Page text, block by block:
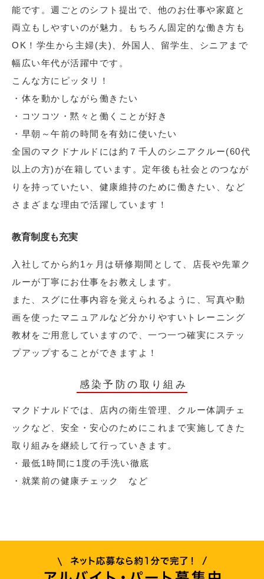
能です。週ごとのシフト提出で、他のお仕事や家庭と
両立もしやすいのが魅力。もちろん固定的な働き方も
OK！学生から主婦(夫)、外国人、留学生、シニアまで
幅広い年代が活躍中です。
こんな方にピッタリ！
・体を動かしながら働きたい
・コツコツ・黙々と働くことが好き
・早朝～午前の時間を有効に使いたい
全国のマクドナルドには約７千人のシニアクルー(60代
以上の方)が在籍しています。定年後も社会とのつなが
りを持っていたい、健康維持のために働きたい、など
さまざまな理由で活躍しています！
教育制度も充実
入社してから約1ヶ月は研修期間として、店長や先輩ク
ルーが丁寧にお仕事をお教えします。
また、スグに仕事内容を覚えられるように、写真や動
画を使ったマニュアルなど分かりやすいトレーニング
教材をご用意していますので、一つ一つ確実にステッ
プアップすることができますよ！
感染予防の取り組み
マクドナルドでは、店内の衛生管理、クルー体調チェ
ックなど、安全・安心のためにこれまで実施してきた
取り組みを継続して行っていきます。
・最低1時間に1度の手洗い徹底
・就業前の健康チェック など